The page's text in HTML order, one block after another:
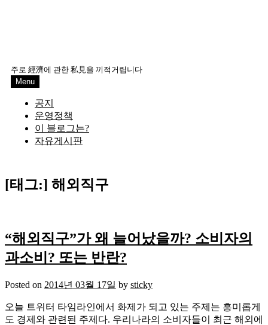
주로 經濟에 관한 私見을 끼적거립니다
Menu
공지
운영정책
이 블로그는?
자유게시판
[태그:] 해외직구
“해외직구”가 왜 늘어났을까? 소비자의
과소비? 또는 반란?
Posted on 2014년 03월 17일 by sticky
오늘 트위터 타임라인에서 화제가 되고 있는 주제는 흥미롭게
도 경제와 관련된 주제다. 우리나라의 소비자들이 최근 해외에